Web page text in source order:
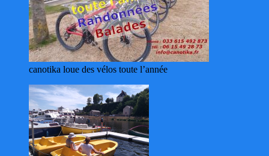
canotika loue des vélos toute l’année